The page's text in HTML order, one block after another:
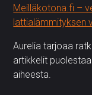
Meilläkotona.fi –
lattialämmityksen
Aurelia tarjoaa
artikkelit
aiheesta.